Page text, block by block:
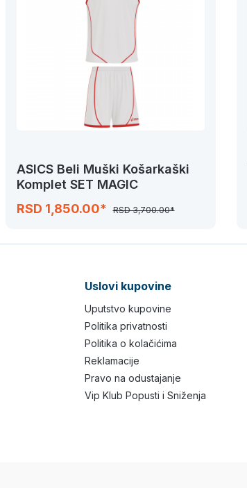
ASICS Beli Muški Košarkaški
Komplet SET MAGIC
RSD 1,850.00*
RSD 3,700.00*
Uslovi kupovine
Uputstvo kupovine
Politika privatnosti
Politika o kolačićima
Reklamacije
Pravo na odustajanje
Vip Klub Popusti i Sniženja